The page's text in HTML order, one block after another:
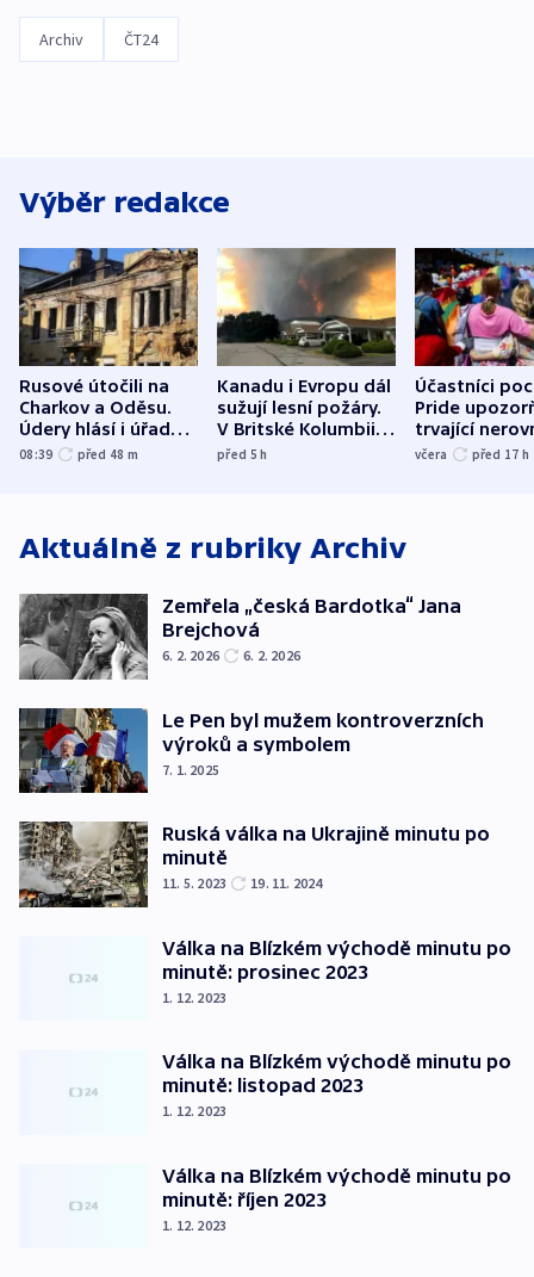
Archiv ČT24
Výběr redakce
Rusové útočili na
Charkov a Oděsu.
Údery hlásí i úřady v
Bělgorodu
08:39 před 48 m
Kanadu i Evropu dál
sužují lesní požáry.
V Britské Kolumbii
evakuovali tisíce lidí
před 5h
Účastníci
Pride
trvající
včera před 17 h
Aktuálně z rubriky Archiv
Zemřela „česká Bardotka“ Jana
Brejchová
6. 2. 2026 6. 2. 2026
Le Pen byl mužem kontroverzních
výroků a symbolem
7. 1. 2025
Ruská válka na Ukrajině minutu po
minutě
11. 5. 2023 19. 11. 2024
Válka na Blízkém východě minutu po
minutě: prosinec 2023
1. 12. 2023
Válka na Blízkém východě minutu po
minutě: listopad 2023
1. 12. 2023
Válka na Blízkém východě minutu po
minutě: říjen 2023
1. 12. 2023